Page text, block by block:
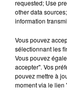
Sans le
vie.
trésor.
requested; Use
other data
information
Vous pouvez
sélectionnant les
Vous pouvez
accepter". Vos
pouvez mettre à
moment via le lien